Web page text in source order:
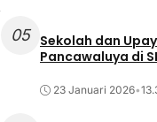
05
Sekolah dan
Pancawaluya di
23 Januari 2026•